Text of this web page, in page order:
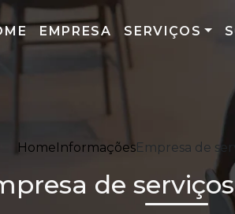
EMPRESA SERVIÇOS
HomeInformaçõesEmpresa de
de